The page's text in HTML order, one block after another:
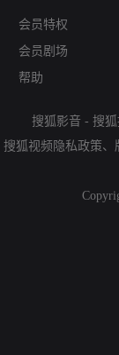
会员特权
会员剧场
帮助
搜狐影音 - 搜
搜狐视频隐私政策、